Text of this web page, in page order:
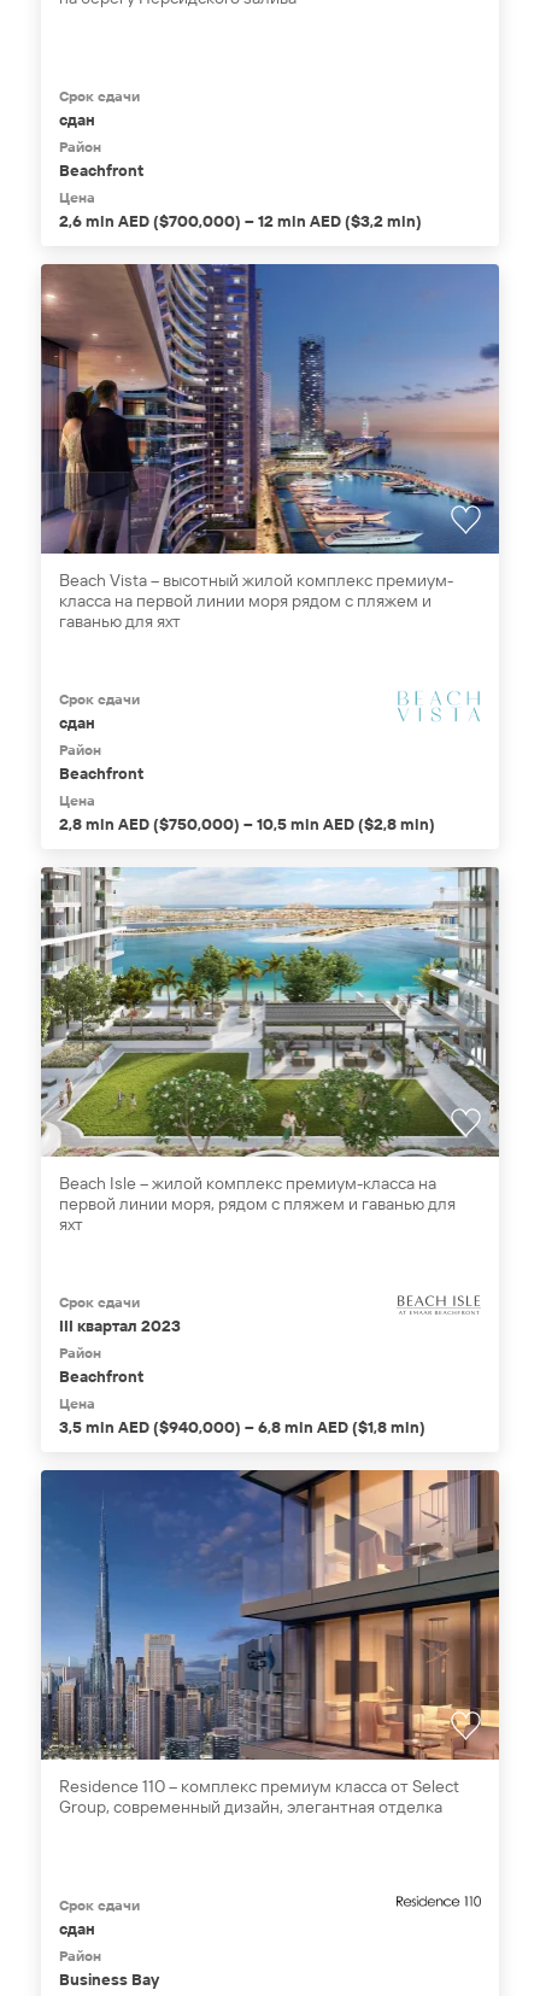
Срок сдачи
сдан
Район
Beachfront
Цена
2,6 mln AED ($700,000) – 12 mln AED ($3,2 mln)
Beach Vista – высотный жилой комплекс премиум-
класса на первой линии моря рядом с пляжем и
гаванью для яхт
Срок сдачи
сдан
Район
Beachfront
Цена
2,8 mln AED ($750,000) – 10,5 mln AED ($2,8 mln)
Beach Isle – жилой комплекс премиум-класса на
первой линии моря, рядом с пляжем и гаванью для
яхт
Срок сдачи
III квартал 2023
Район
Beachfront
Цена
3,5 mln AED ($940,000) – 6,8 mln AED ($1,8 mln)
Residence 110 – комплекс премиум класса от Select
Group, современный дизайн, элегантная отделка
Срок сдачи
сдан
Район
Business Bay